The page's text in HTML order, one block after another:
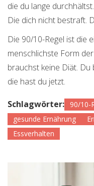
die du lange
Die dich nicht bestraft.
Die 90/10-Regel ist die
menschlichste Form
brauchst keine Diät. Du
die hast du jetzt.
Schlagwörter:
90/10-
gesunde Ernährung
Essverhalten